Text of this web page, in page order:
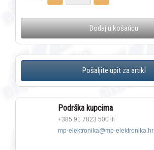
Dodaj u košaricu
Podrška kupcima
+385 91 7823 500 ili
mp-elektronika@mp-elektronika.hr